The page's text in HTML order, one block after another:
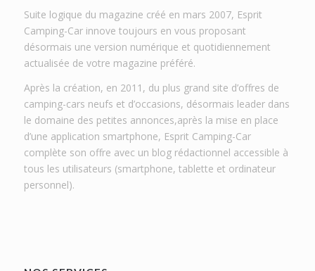
Suite logique du magazine créé en mars 2007, Esprit
Camping-Car innove toujours en vous proposant
désormais une version numérique et quotidiennement
actualisée de votre magazine préféré.
Après la création, en 2011, du plus grand site d’offres de
camping-cars neufs et d’occasions, désormais leader dans
le domaine des petites annonces,après la mise en place
d’une application smartphone, Esprit Camping-Car
complète son offre avec un blog rédactionnel accessible à
tous les utilisateurs (smartphone, tablette et ordinateur
personnel).